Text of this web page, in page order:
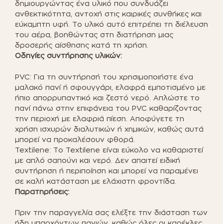
δημιουργώντας ένα υλικό που συνδυάζει
ανθεκτικότητα, αντοχή στις καιρικές συνθήκες και
εύκαμπτη υφή. Το υλικό αυτό επιτρέπει τη διέλευση
του αέρα, βοηθώντας στη διατήρηση μιας
δροσερής αίσθησης κατά τη χρήση.
Οδηγίες συντήρησης υλικών:
PVC: Για τη συντήρησή του χρησιμοποιήστε ένα
μαλακό πανί ή σφουγγάρι, ελαφρά εμποτισμένο με
ήπιο απορρυπαντικό και ζεστό νερό. Απλώστε το
πανί πάνω στην επιφάνεια του PVC καθαρίζοντας
την περιοχή με ελαφριά πίεση. Αποφύγετε τη
χρήση ισχυρών διαλυτικών ή χημικών, καθώς αυτά
μπορεί να προκαλέσουν φθορά.
Textilene: Το Textilene είναι εύκολο να καθαριστεί
με απλό σαπούνι και νερό. Δεν απαιτεί ειδική
συντήρηση ή περιποίηση και μπορεί να παραμένει
σε καλή κατάσταση με ελάχιστη φροντίδα.
Παρατηρήσεις:
Πριν την παραγγελία σας ελέξτε την διάσταση των